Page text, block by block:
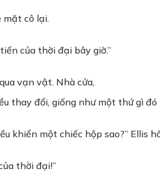
mặt cô lại.
của thời đại bây giờ.”
vạn vật. Nhà cửa,
thay đổi, giống như một thứ gì đó
khiển một chiếc hộp sao?” Ellis
thời đại!”